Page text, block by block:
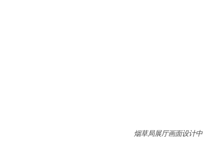
烟草局展厅画面设计中